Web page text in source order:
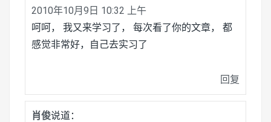
2010年10月9日 10:32 上午
呵呵， 我又来学习了， 每次看了你的文章， 都
感觉非常好，自己去实习了
回复
肖俊说道：